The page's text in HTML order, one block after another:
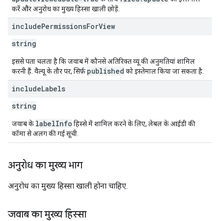
करें और अनुरोध का मुख्य हिस्सा खाली छोड़ें.
includePermissionsForView
string
इससे पता चलता है कि जवाब में कौनसे अतिरिक्त व्यू की अनुमतियां शामिल
करनी हैं. वैल्यू के तौर पर, सिर्फ़ published को इस्तेमाल किया जा सकता है.
includeLabels
string
जवाब के labelInfo हिस्से में शामिल करने के लिए, लेबल के आईडी की
कॉमा से अलग की गई सूची.
अनुरोध का मुख्य भाग
अनुरोध का मुख्य हिस्सा खाली होना चाहिए.
जवाब का मुख्य हिस्सा